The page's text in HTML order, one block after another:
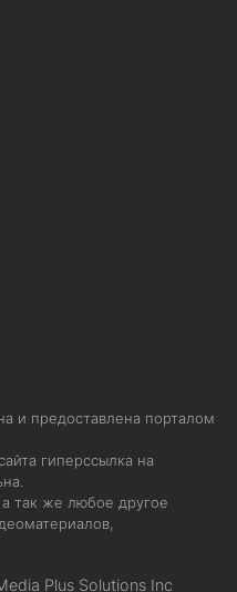
и предоставлена порталом
гиперссылка на
так же любое другое
Plus Solutions Inc